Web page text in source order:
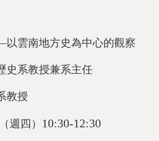
雲南地方史為中心的觀察
史系教授兼系主任
教授
週四） 10:30-12:30